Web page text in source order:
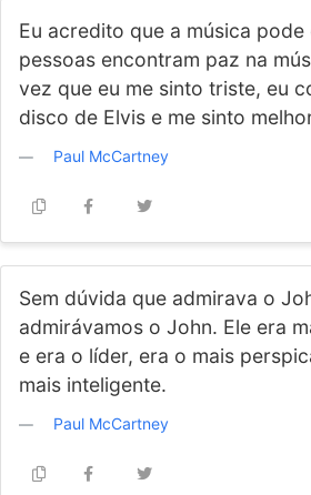
Eu acredito que a música pode
pessoas encontram paz na
vez que eu me sinto triste, eu
disco de Elvis e me sinto
Paul McCartney
Sem dúvida que admirava o
admirávamos o John. Ele era
e era o líder, era o mais
mais inteligente.
Paul McCartney